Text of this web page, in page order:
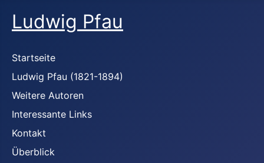
Ludwig Pfau
Startseite
Ludwig Pfau (1821-1894)
Weitere Autoren
Interessante Links
Kontakt
Überblick